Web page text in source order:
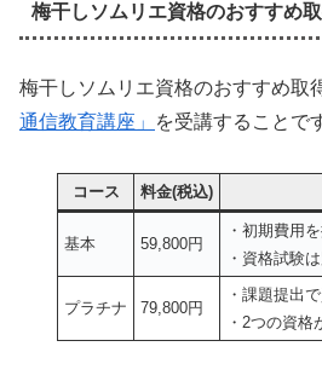
梅干しソムリエ資格のおすすめ
梅干しソムリエ資格のおすすめ取
通信教育講座」
を受講することで
コース 料金(税込)
基本 59,800円
・初期費用
・資格試験
プラチナ 79,800円
・課題提出
・2つの資格